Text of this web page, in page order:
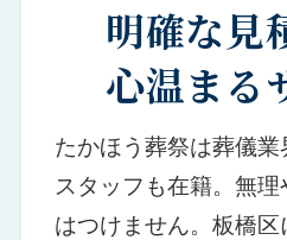
明確な見
心温まる
たかほう葬祭は葬儀
スタッフも在籍。無
はつけません。板橋